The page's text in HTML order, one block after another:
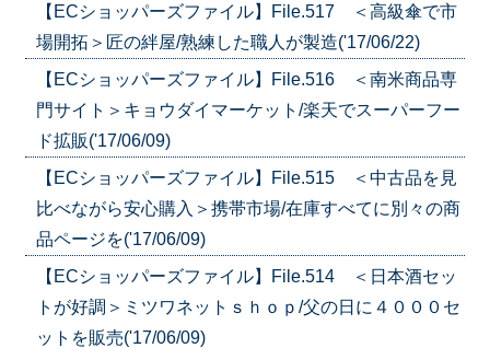
【ECショッパーズファイル】File.517 ＜高級傘で市
場開拓＞匠の絆屋/熟練した職人が製造('17/06/22)
【ECショッパーズファイル】File.516 ＜南米商品専
門サイト＞キョウダイマーケット/楽天でスーパーフー
ド拡販('17/06/09)
【ECショッパーズファイル】File.515 ＜中古品を見
比べながら安心購入＞携帯市場/在庫すべてに別々の商
品ページを('17/06/09)
【ECショッパーズファイル】File.514 ＜日本酒セッ
トが好調＞ミツワネットｓｈｏｐ/父の日に４０００セ
ットを販売('17/06/09)